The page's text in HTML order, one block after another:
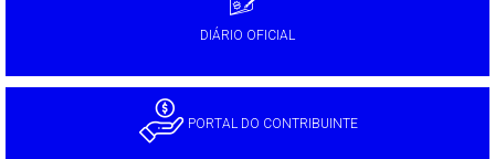
DIÁRIO OFICIAL
PORTAL DO CONTRIBUINTE